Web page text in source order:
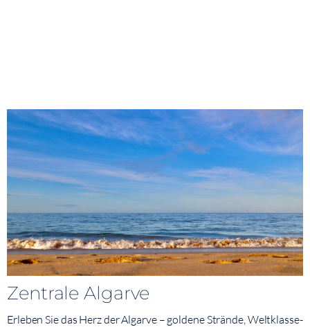
Zentrale Algarve
Erleben Sie das Herz der Algarve – goldene Strände, Weltklasse-